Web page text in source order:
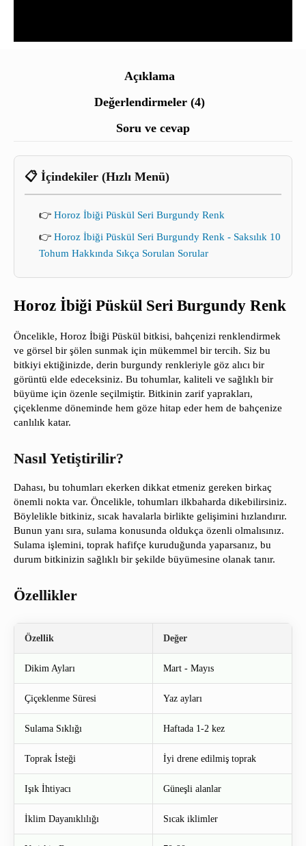
Açıklama
Değerlendirmeler (4)
Soru ve cevap
📋 İçindekiler (Hızlı Menü)
👉 Horoz İbiği Püskül Seri Burgundy Renk
👉 Horoz İbiği Püskül Seri Burgundy Renk - Saksılık 10
Tohum Hakkında Sıkça Sorulan Sorular
Horoz İbiği Püskül Seri Burgundy Renk
Öncelikle, Horoz İbiği Püskül bitkisi, bahçenizi renklendirmek
ve görsel bir şölen sunmak için mükemmel bir tercih. Siz bu
bitkiyi ektiğinizde, derin burgundy renkleriyle göz alıcı bir
görüntü elde edeceksiniz. Bu tohumlar, kaliteli ve sağlıklı bir
büyüme için özenle seçilmiştir. Bitkinin zarif yaprakları,
çiçeklenme döneminde hem göze hitap eder hem de bahçenize
canlılık katar.
Nasıl Yetiştirilir?
Dahası, bu tohumları ekerken dikkat etmeniz gereken birkaç
önemli nokta var. Öncelikle, tohumları ilkbaharda dikebilirsiniz.
Böylelikle bitkiniz, sıcak havalarla birlikte gelişimini hızlandırır.
Bunun yanı sıra, sulama konusunda oldukça özenli olmalısınız.
Sulama işlemini, toprak hafifçe kuruduğunda yaparsanız, bu
durum bitkinizin sağlıklı bir şekilde büyümesine olanak tanır.
Özellikler
Özellik Değer
Dikim Ayları Mart - Mayıs
Çiçeklenme Süresi Yaz ayları
Sulama Sıklığı Haftada 1-2 kez
Toprak İsteği İyi drene edilmiş toprak
Işık İhtiyacı Güneşli alanlar
İklim Dayanıklılığı Sıcak iklimler